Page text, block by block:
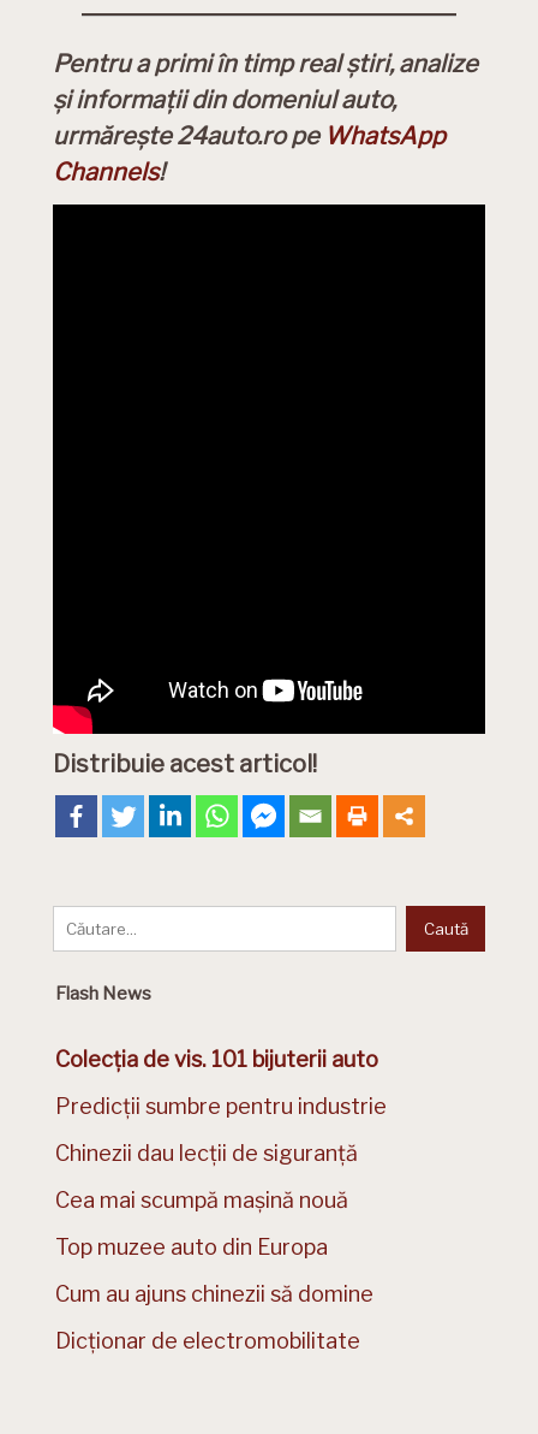
Pentru a primi în timp real știri, analize
și informații din domeniul auto,
urmărește 24auto.ro pe WhatsApp
Channels!
Distribuie acest articol!
Flash News
Colecția de vis. 101 bijuterii auto
Predicții sumbre pentru industrie
Chinezii dau lecții de siguranță
Cea mai scumpă mașină nouă
Top muzee auto din Europa
Cum au ajuns chinezii să domine
Dicționar de electromobilitate